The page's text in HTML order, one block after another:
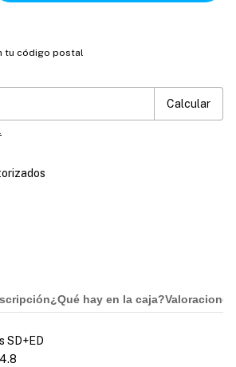
tu código postal
Calcular
¿Qué hay en la caja?
SD+ED